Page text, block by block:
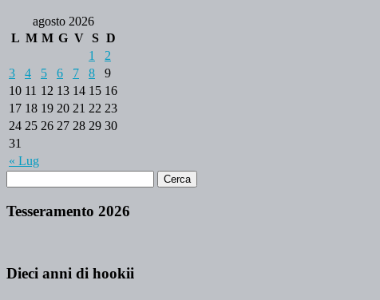
agosto 2026
L M M G V S D
« Lug
1
2
3
4 5 6 7 8
9
10 11 12 13 14 15 16
17 18 19 20 21 22 23
24 25 26 27 28 29 30
31
Tesseramento 2026
Dieci anni di hookii